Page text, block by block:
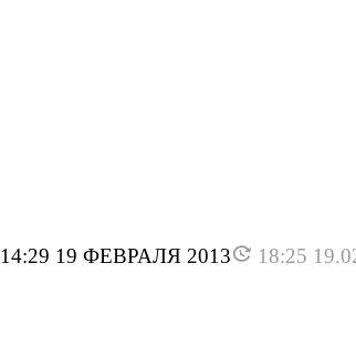
14:29 19 ФЕВРАЛЯ 2013 18:25